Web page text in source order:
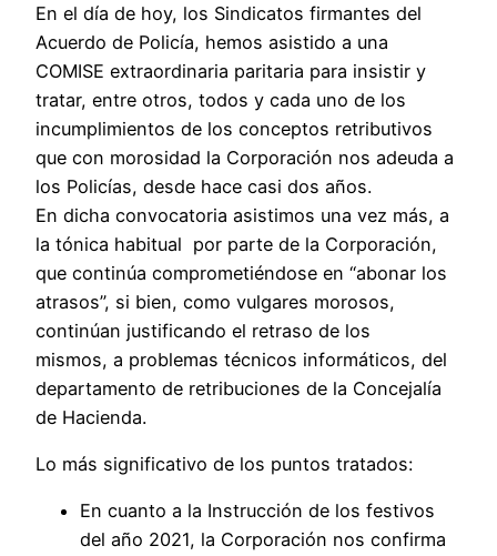
En el día de hoy, los Sindicatos firmantes del
Acuerdo de Policía, hemos asistido a una
COMISE extraordinaria paritaria para insistir y
tratar, entre otros, todos y cada uno de los
incumplimientos de los conceptos retributivos
que con morosidad la Corporación nos adeuda a
los Policías, desde hace casi dos años.
En dicha convocatoria asistimos una vez más, a
la tónica habitual por parte de la Corporación,
que continúa comprometiéndose en “abonar los
atrasos”, si bien, como vulgares morosos,
continúan justificando el retraso de los
mismos, a problemas técnicos informáticos, del
departamento de retribuciones de la Concejalía
de Hacienda.
Lo más significativo de los puntos tratados:
En cuanto a la Instrucción de los festivos
del año 2021, la Corporación nos confirma